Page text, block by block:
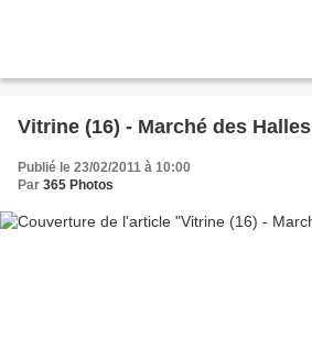
Vitrine (16) - Marché des Halles
Publié le 23/02/2011 à 10:00
Par 365 Photos